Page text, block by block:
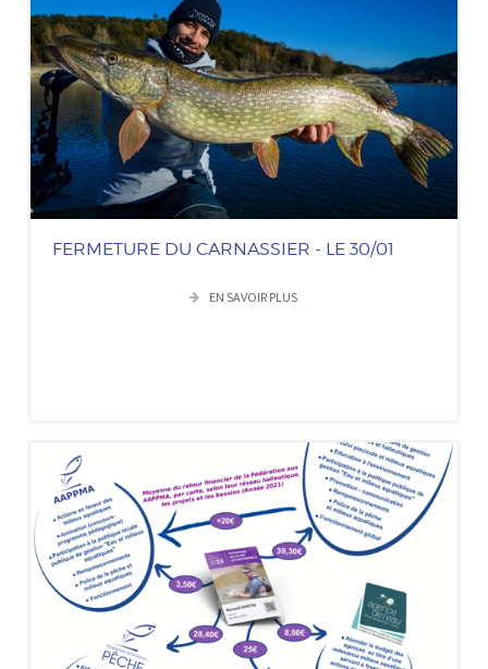
FERMETURE DU CARNASSIER - LE 30/01
EN SAVOIR PLUS